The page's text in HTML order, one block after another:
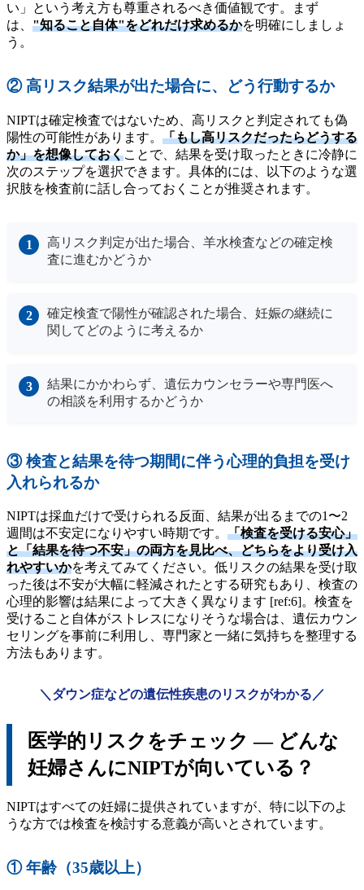
い」という考え方も尊重されるべき価値観です。まず
は、 "知ること自体"をどれだけ求めるかを明確にしましょ
う。
② 高リスク結果が出た場合に、どう行動するか
NIPTは確定検査ではないため、高リスクと判定されても偽
陽性の可能性があります。 「もし高リスクだったらどうする
か」を想像しておくことで、結果を受け取ったときに冷静に
次のステップを選択できます。具体的には、以下のような選
択肢を検査前に話し合っておくことが推奨されます。
高リスク判定が出た場合、羊水検査などの確定検
査に進むかどうか
確定検査で陽性が確認された場合、妊娠の継続に
関してどのように考えるか
結果にかかわらず、遺伝カウンセラーや専門医へ
の相談を利用するかどうか
③ 検査と結果を待つ期間に伴う心理的負担を受け
入れられるか
NIPTは採血だけで受けられる反面、結果が出るまでの1〜2
週間は不安定になりやすい時期です。 「検査を受ける安心」
と「結果を待つ不安」の両方を見比べ、どちらをより受け入
れやすいかを考えてみてください。低リスクの結果を受け取
った後は不安が大幅に軽減されたとする研究もあり、検査の
心理的影響は結果によって大きく異なります [ref:6]。検査を
受けること自体がストレスになりそうな場合は、遺伝カウン
セリングを事前に利用し、専門家と一緒に気持ちを整理する
方法もあります。
＼ダウン症などの遺伝性疾患のリスクがわかる／
医学的リスクをチェック ― どんな
妊婦さんにNIPTが向いている？
NIPTはすべての妊婦に提供されていますが、特に以下のよ
うな方では検査を検討する意義が高いとされています。
① 年齢（35歳以上）